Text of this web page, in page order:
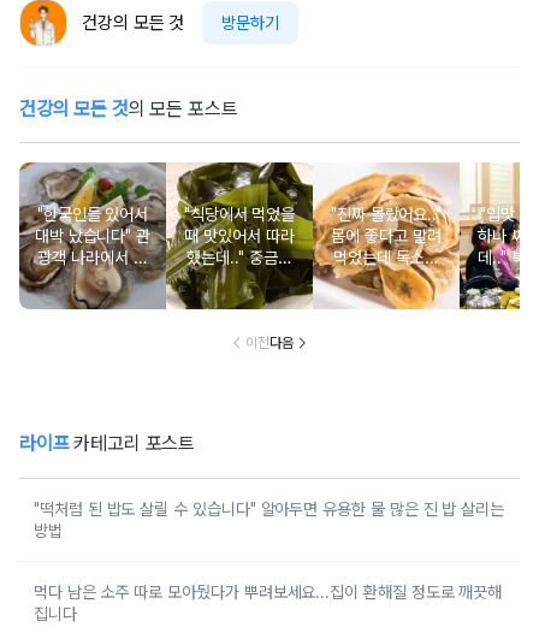
건강의 모든 것 방문하기
건강의 모든 것의 모든 포스트
"한국인들 있어서
대박 났습니다" 관
광객 나라에서 남
녀노소 보양식처
럼 먹는 음식
"식당에서 먹었을
때 맛있어서 따라
했는데.." 중금속
싹 다 빠질 줄 몰
랐어요
"진짜 몰랐어요.."
몸에 좋다고 말려
먹었는데 독소를
먹고 있었던 의외
의 음식
"입맛 없
하나 싸
데.." 북
외로 안
건
이전다음
라이프카테고리 포스트
"떡처럼 된 밥도 살릴 수 있습니다" 알아두면 유용한 물 많은 진 밥 살리는
방법
먹다 남은 소주 따로 모아뒀다가 뿌려보세요...집이 환해질 정도로 깨끗해
집니다